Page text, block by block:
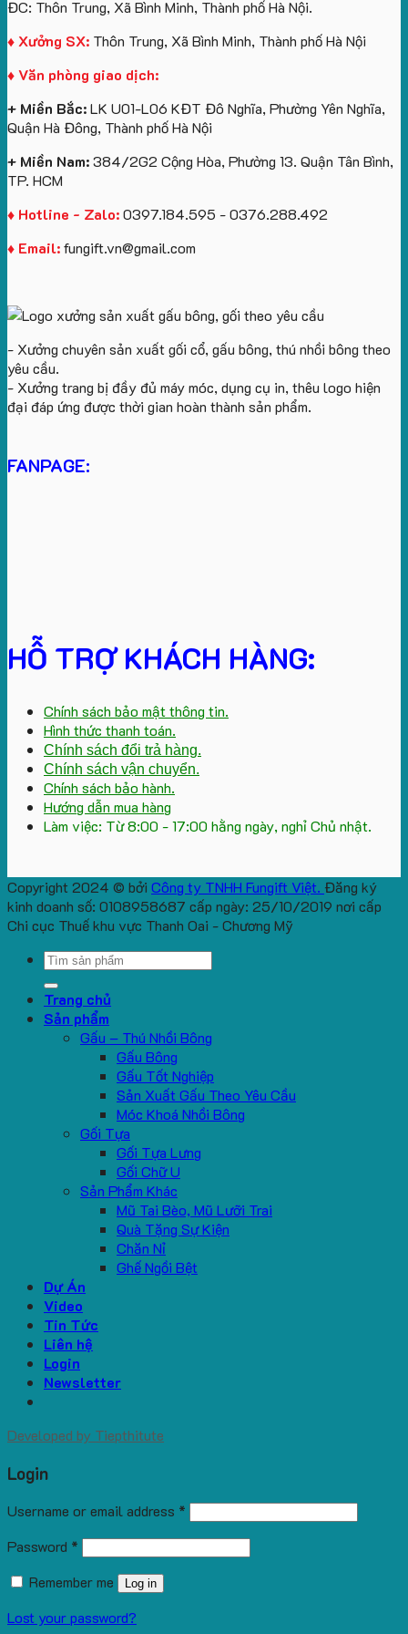
tặng
quà
tặng
Chữ
U
Yêu
Cầu
Logo:
Bình
Gấu
ĐC: Thôn Trung, Xã Bình Minh, Thành phố Hà Nội.
♦ Xưởng SX: Thôn Trung, Xã Bình Minh, Thành phố Hà Nội
♦ Văn phòng giao dịch:
+ Miền Bắc:LK U01-L06 KĐT Đô Nghĩa, Phường Yên Nghĩa,
Quận Hà Đông, Thành phố Hà Nội
+ Miền Nam:384/2G2 Cộng Hòa, Phường 13. Quận Tân Bình,
TP. HCM
♦ Hotline - Zalo:0397.184.595 - 0376.288.492
♦ Email:fungift.vn@gmail.com
- Xưởng chuyên sản xuất gối cổ, gấu bông, thú nhồi bông theo
yêu cầu.
- Xưởng trang bị đầy đủ máy móc, dụng cụ in, thêu logo hiện
đại đáp ứng được thời gian hoàn thành sản phẩm.
FANPAGE:
HỖ TRỢ KHÁCH HÀNG:
Chính sách bảo mật thông tin.
Hình thức thanh toán.
Chính sách đổi trả hàng.
Chính sách vận chuyển.
Chính sách bảo hành.
Hướng dẫn mua hàng
Làm việc: Từ 8:00 - 17:00 hằng ngày, nghỉ Chủ nhật.
Copyright 2024 © bởi Công ty TNHH Fungift Việt. Đăng ký
kinh doanh số: 0108958687 cấp ngày: 25/10/2019 nơi cấp
Chi cục Thuế khu vực Thanh Oai - Chương Mỹ
Search
Trang chủ
Sản phẩm
Gấu – Thú Nhồi Bông
Gấu Bông
Gấu Tốt Nghiệp
Sản Xuất Gấu Theo Yêu Cầu
Móc Khoá Nhồi Bông
Gối Tựa
Gối Tựa Lưng
Gối Chữ U
Sản Phẩm Khác
Mũ Tai Bèo, Mũ Lưỡi Trai
Quà Tặng Sự Kiện
Chăn Nỉ
Ghế Ngồi Bệt
Dự Án
Video
Tin Tức
Liên hệ
Login
Newsletter
Developed by Tiepthitute
Login
Username or email address *
Password *
Remember me
Log in
Lost your password?